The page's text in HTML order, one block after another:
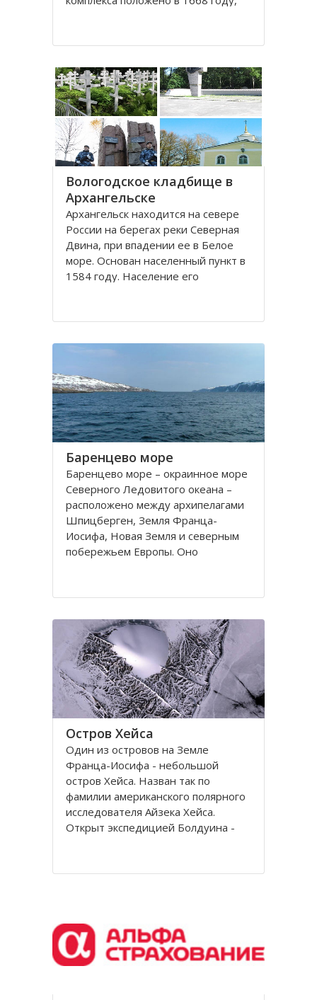
себе две функции: торговую и
Архангельск на тот момент являлся
крупным
Вологодское кладбище в
Архангельске
Архангельск находится на севере
России на берегах реки Северная
Двина, при впадении ее в Белое
море. Основан населенный пункт в
1584 году. Население его
порт. На территории города, в
расположено Вологодское
Баренцево море
Баренцево море – окраинное море
Северного Ледовитого океана –
расположено между архипелагами
Шпицберген, Земля Франца-
Иосифа, Новая Земля и северным
побережьем Европы. Оно
поверхности составляет 1424
Вмещает 282
Остров Хейса
Один из островов на Земле
Франца-Иосифа - небольшой
остров Хейса. Назван так по
фамилии американского полярного
исследователя Айзека Хейса.
Открыт экспедицией Болдуина -
широты, в самых суровых условиях